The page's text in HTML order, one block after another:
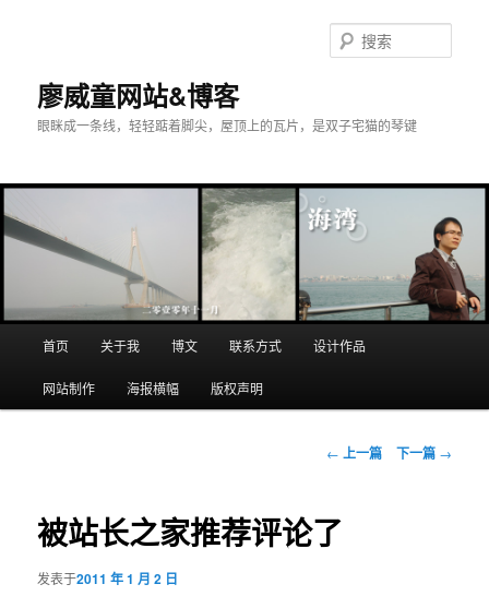
廖威童网站&博客
眼眯成一条线，轻轻踮着脚尖，屋顶上的瓦片，是双子宅猫的琴键
索
跳
至
容
区
首页 关于我 博文 联系方式 设计作品
网站制作 海报横幅 版权声明
文
航
← 上一篇 下一篇 →
被站长之家推荐评论了
发表于2011 年 1 月 2 日